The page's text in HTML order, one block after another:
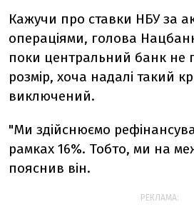
Кажучи про ставки НБУ за
операціями, голова
поки центральний банк не
розмір, хоча надалі такий
виключений.
"Ми здійснюємо
рамках 16%. Тобто, ми на
пояснив він.
РЕКЛАМА: